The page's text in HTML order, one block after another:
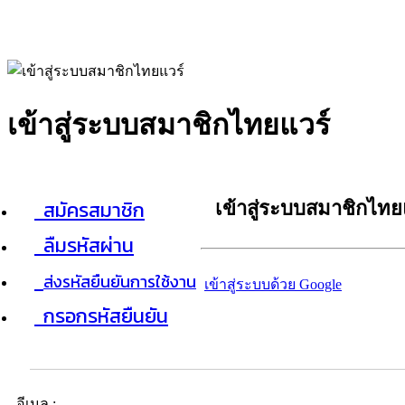
เข้าสู่ระบบสมาชิกไทยแวร์
สมัครสมาชิก
ลืมรหัสผ่าน
ส่งรหัสยืนยันการใช้งาน
กรอกรหัสยืนยัน
เข้าสู่ระบบสมาชิกไท
เข้าสู่ระบบด้วย Google